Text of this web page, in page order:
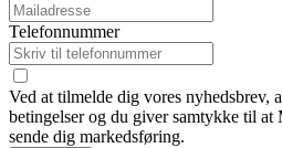
Telefonnummer
Ved at tilmelde dig vores nyhedsbrev,
betingelser og du giver samtykke til at
sende dig markedsføring.